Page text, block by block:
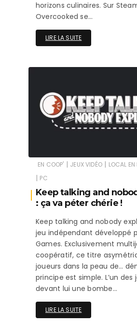
horizons culinaires. Sur
Overcooked se…
LIRE LA SUITE
EN COOP' | JEUX VIDÉO | LOCAL
| PC
Keep talking and
: ça va péter chérie !
Keep talking and nobody
jeu indépendant développé
Games. Exclusivement
coopératif, ce titre
joueurs dans la peau de…
principe est simple. L’un des
devant lui une bombe…
LIRE LA SUITE